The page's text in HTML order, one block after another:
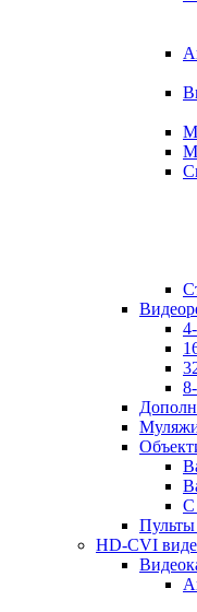
С
Пульты
HD-CVI